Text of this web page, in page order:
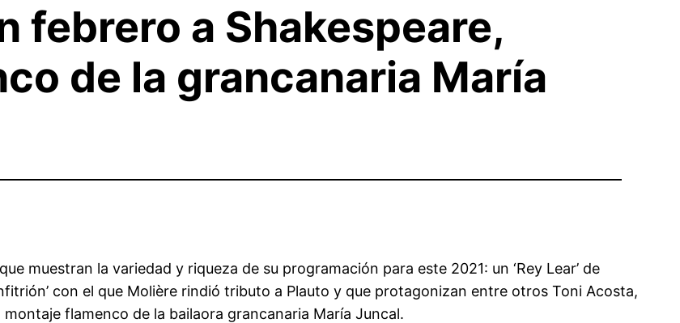
febrero a Shakespeare,
de la grancanaria María
muestran la variedad y riqueza de su programación para este 2021: un ‘Rey Lear’ de
con el que Molière rindió tributo a Plauto y que protagonizan entre otros Toni Acosta,
montaje flamenco de la bailaora grancanaria María Juncal.